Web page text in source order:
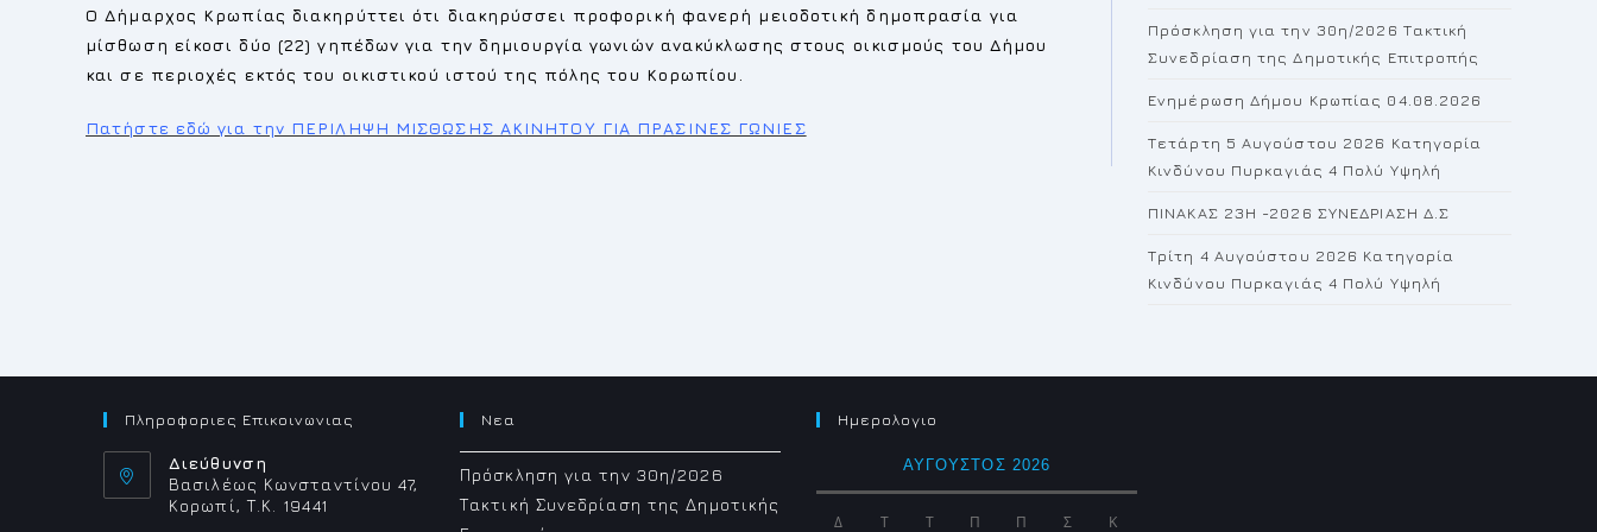
Ο Δήμαρχος Κρωπίας διακηρύττει ότι διακηρύσσει προφορική φανερή μειοδοτική δημοπρασία για
μίσθωση είκοσι δύο (22) γηπέδων για την δημιουργία γωνιών ανακύκλωσης στους οικισμούς του Δήμου
και σε περιοχές εκτός του οικιστικού ιστού της πόλης του Κορωπίου.
Πατήστε εδώ για την ΠΕΡΙΛΗΨΗ ΜΙΣΘΩΣΗΣ ΑΚΙΝΗΤΟΥ ΓΙΑ ΠΡΑΣΙΝΕΣ ΓΩΝΙΕΣ
Πρόσκληση για την 30η/2026 Τακτική
Συνεδρίαση της Δημοτικής Επιτροπής
Ενημέρωση Δήμου Κρωπίας 04.08.2026
Τετάρτη 5 Αυγούστου 2026 Κατηγορία
Κινδύνου Πυρκαγιάς 4 Πολύ Υψηλή
ΠΙΝΑΚΑΣ 23H -2026 ΣΥΝΕΔΡΙΑΣΗ Δ.Σ
Τρίτη 4 Αυγούστου 2026 Κατηγορία
Κινδύνου Πυρκαγιάς 4 Πολύ Υψηλή
Πληροφοριες Επικοινωνιας
Διεύθυνση
Βασιλέως Κωνσταντίνου 47,
Κορωπί, Τ.Κ. 19441
Νεα
Πρόσκληση για την 30η/2026
Τακτική Συνεδρίαση της Δημοτικής
Ημερολογιο
ΑΎΓΟΥΣΤΟΣ 2026
Δ Τ Τ Π Π Σ Κ